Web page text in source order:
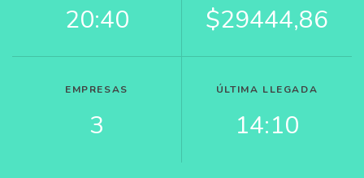
20:40 $29444,86
EMPRESAS
3
ÚLTIMA LLEGADA
14:10